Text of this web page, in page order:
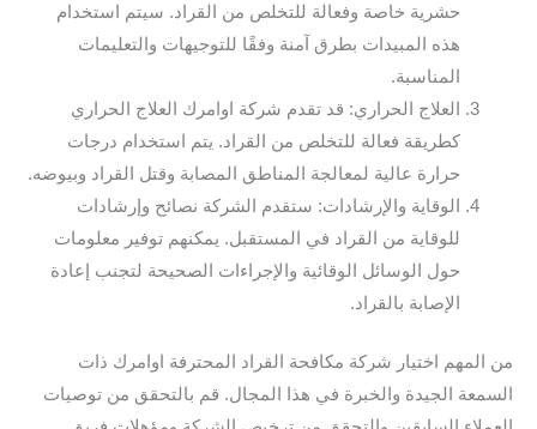
حشرية خاصة وفعالة للتخلص من القراد. سيتم استخدام
هذه المبيدات بطرق آمنة وفقًا للتوجيهات والتعليمات
المناسبة.
العلاج الحراري: قد تقدم شركة اوامرك العلاج الحراري
كطريقة فعالة للتخلص من القراد. يتم استخدام درجات
حرارة عالية لمعالجة المناطق المصابة وقتل القراد وبيوضه.
الوقاية والإرشادات: ستقدم الشركة نصائح وإرشادات
للوقاية من القراد في المستقبل. يمكنهم توفير معلومات
حول الوسائل الوقائية والإجراءات الصحيحة لتجنب إعادة
الإصابة بالقراد.
من المهم اختيار شركة مكافحة القراد المحترفة اوامرك ذات
السمعة الجيدة والخبرة في هذا المجال. قم بالتحقق من توصيات